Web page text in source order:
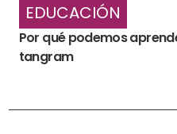
EDUCACIÓN
Por qué podemos
tangram